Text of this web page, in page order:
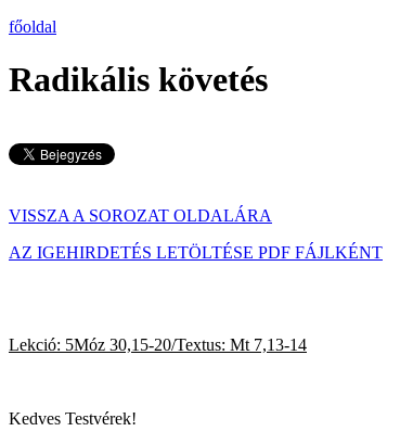
főoldal
Radikális követés
VISSZA A SOROZAT OLDALÁRA
AZ IGEHIRDETÉS LETÖLTÉSE PDF FÁJLKÉNT
Lekció: 5Móz 30,15-20/Textus: Mt 7,13-14
Kedves Testvérek!